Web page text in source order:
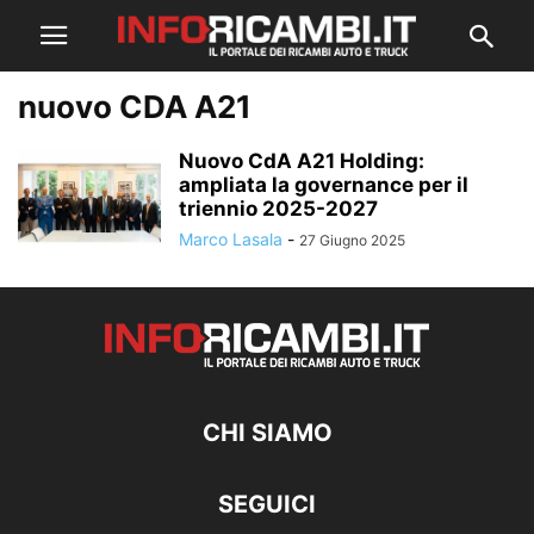
nuovo CDA A21
Nuovo CdA A21 Holding:
ampliata la governance per il
triennio 2025-2027
Marco Lasala - 27 Giugno 2025
CHI SIAMO
SEGUICI